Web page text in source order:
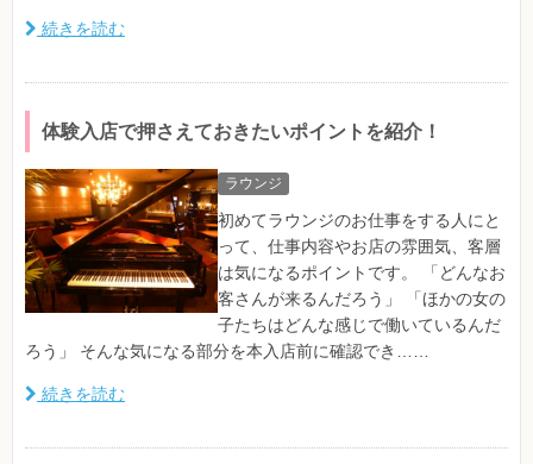
続きを読む
体験入店で押さえておきたいポイントを紹介！
ラウンジ
初めてラウンジのお仕事をする人にと
って、仕事内容やお店の雰囲気、客層
は気になるポイントです。 「どんなお
客さんが来るんだろう」 「ほかの女の
子たちはどんな感じで働いているんだ
ろう」 そんな気になる部分を本入店前に確認でき……
続きを読む